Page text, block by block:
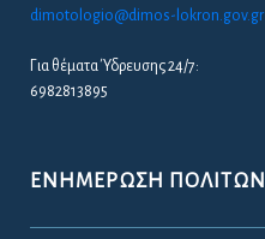
dimotologio@dimos-lokron.gov.gr
Για θέματα Ύδρευσης 24/7:
6982813895
ΕΝΗΜΈΡΩΣΗ ΠΟΛΙΤΏΝ